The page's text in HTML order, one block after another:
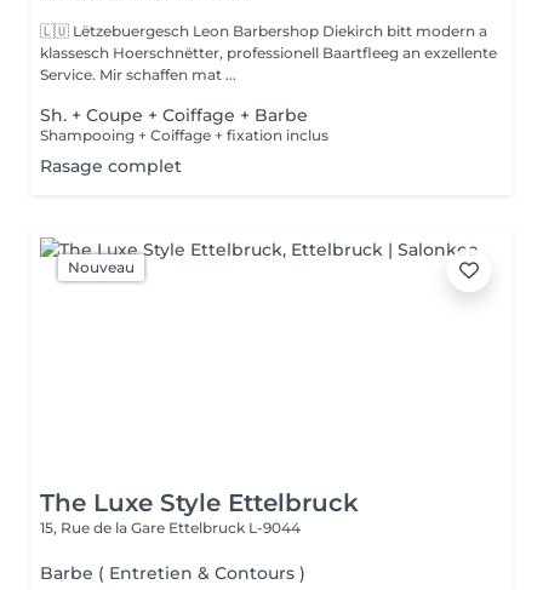
🇱🇺 Lëtzebuergesch Leon Barbershop Diekirch bitt modern a
klassesch Hoerschnëtter, professionell Baartfleeg an exzellente
Service. Mir schaffen mat ...
Sh. + Coupe + Coiffage + Barbe
Shampooing + Coiffage + fixation inclus
Rasage complet
Nouveau
The Luxe Style Ettelbruck
15, Rue de la Gare Ettelbruck L-9044
Barbe ( Entretien & Contours )